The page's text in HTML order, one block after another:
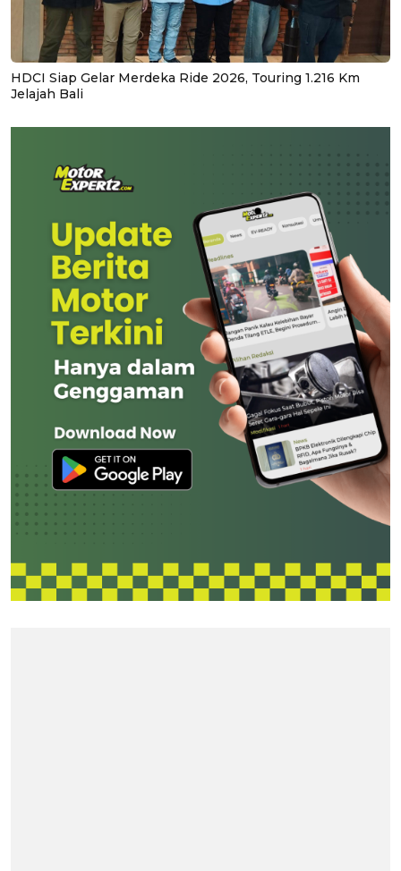
HDCI Siap Gelar Merdeka Ride 2026, Touring 1.216 Km
Jelajah Bali